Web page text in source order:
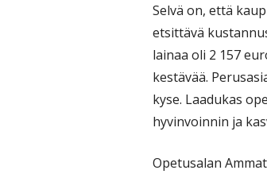
Selvä on, että
etsittävä
lainaa oli 2 157
kestävää.
kyse. Laadukas
hyvinvoinnin ja
Opetusalan